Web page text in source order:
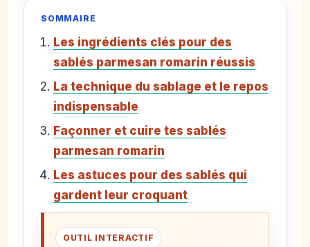
SOMMAIRE
Les ingrédients clés pour des
sablés parmesan romarin réussis
La technique du sablage et le repos
indispensable
Façonner et cuire tes sablés
parmesan romarin
Les astuces pour des sablés qui
gardent leur croquant
OUTIL INTERACTIF